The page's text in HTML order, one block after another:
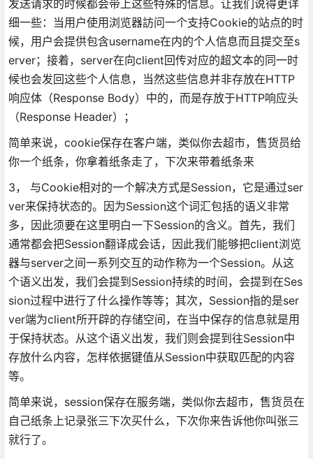
发送请求的时候都会带上这些特殊的信息。让我们说得更详
细一些：当用户使用浏览器訪问一个支持Cookie的站点的时
候，用户会提供包含username在内的个人信息而且提交至s
erver；接着，server在向client回传对应的超文本的同一时
候也会发回这些个人信息，当然这些信息并非存放在HTTP
响应体（Response Body）中的，而是存放于HTTP响应头
（Response Header）；
简单来说，cookie保存在客户端，类似你去超市，售货员给
你一个纸条，你拿着纸条走了，下次来带着纸条来
3， 与Cookie相对的一个解决方式是Session，它是通过ser
ver来保持状态的。因为Session这个词汇包括的语义非常
多，因此须要在这里明白一下Session的含义。首先，我们
通常都会把Session翻译成会话，因此我们能够把client浏览
器与server之间一系列交互的动作称为一个Session。从这
个语义出发，我们会提到Session持续的时间，会提到在Ses
sion过程中进行了什么操作等等；其次，Session指的是ser
ver端为client所开辟的存储空间，在当中保存的信息就是用
于保持状态。从这个语义出发，我们则会提到往Session中
存放什么内容，怎样依据键值从Session中获取匹配的内容
等。
简单来说，session保存在服务端，类似你去超市，售货员在
自己纸条上记录张三下次买什么，下次你来告诉他你叫张三
就行了。